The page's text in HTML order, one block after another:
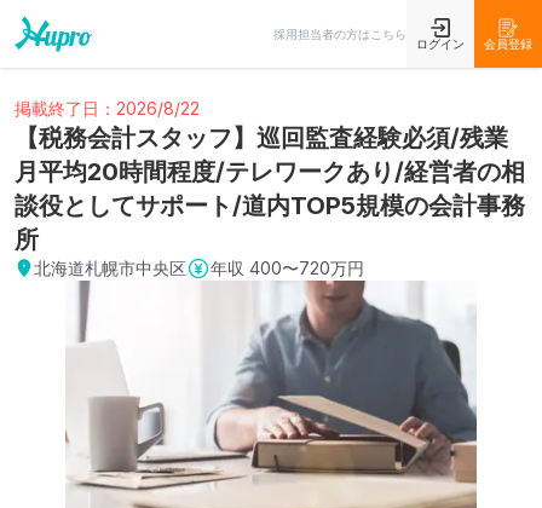
採用担当者の方はこちら
ログイン 会員登録
掲載終了日：2026/8/22
【税務会計スタッフ】巡回監査経験必須/残業
月平均20時間程度/テレワークあり/経営者の相
談役としてサポート/道内TOP5規模の会計事務
所
北海道札幌市中央区 年収 400〜720万円